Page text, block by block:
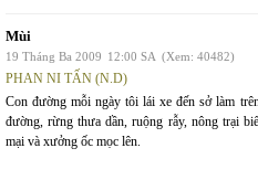
Mùi
19 Tháng Ba 2009 12:00 SA (Xem: 40482)
PHAN NI TẤN (N.D)
Con đường mỗi ngày tôi lái xe đến sở làm
đường, rừng thưa dần, ruộng rẫy, nông trại
mại và xưởng ốc mọc lên.